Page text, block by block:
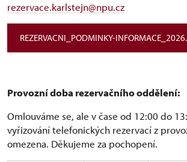
rezervace.karlstejn@npu.cz
REZERVACNI_PODMINKY-
Provozní doba rezervačního oddělení:
Omlouváme se, ale v čase od 12:00 do
vyřizování telefonických rezervací z
omezena. Děkujeme za pochopení.